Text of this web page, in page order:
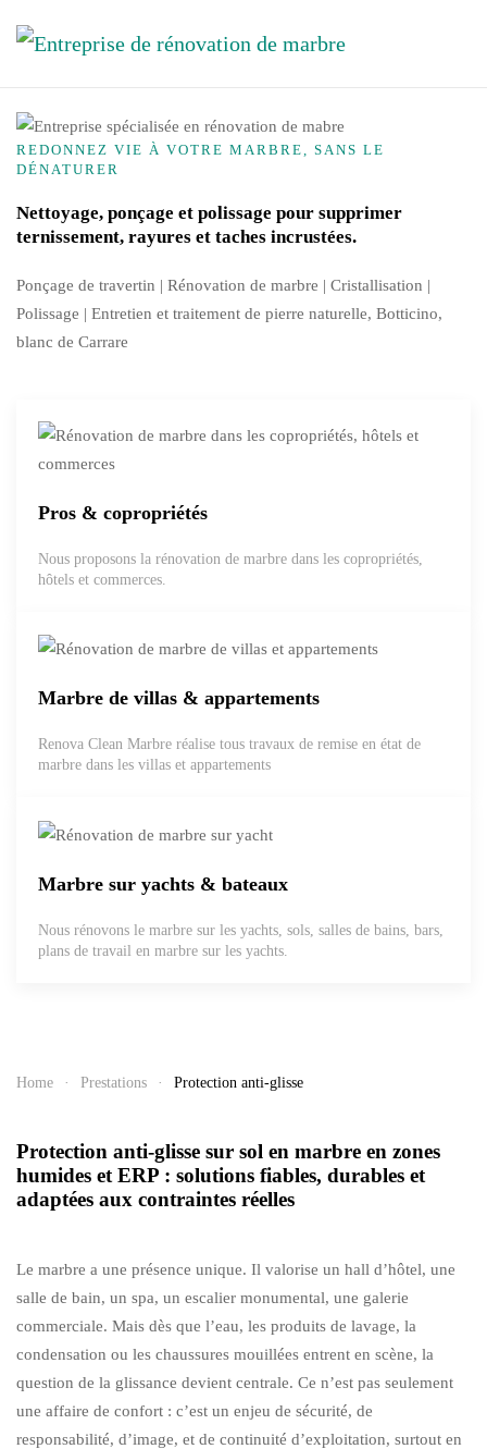
Skip to main content
REDONNEZ VIE À VOTRE MARBRE, SANS LE
DÉNATURER
Nettoyage, ponçage et polissage pour supprimer
ternissement, rayures et taches incrustées.
Ponçage de travertin | Rénovation de marbre | Cristallisation |
Polissage | Entretien et traitement de pierre naturelle, Botticino,
blanc de Carrare
Pros & copropriétés
Nous proposons la rénovation de marbre dans les copropriétés,
hôtels et commerces.
Marbre de villas & appartements
Renova Clean Marbre réalise tous travaux de remise en état de
marbre dans les villas et appartements
Marbre sur yachts & bateaux
Nous rénovons le marbre sur les yachts, sols, salles de bains, bars,
plans de travail en marbre sur les yachts.
Home Prestations Protection anti-glisse
Protection anti-glisse sur sol en marbre en zones
humides et ERP : solutions fiables, durables et
adaptées aux contraintes réelles
Le marbre a une présence unique. Il valorise un hall d’hôtel, une
salle de bain, un spa, un escalier monumental, une galerie
commerciale. Mais dès que l’eau, les produits de lavage, la
condensation ou les chaussures mouillées entrent en scène, la
question de la glissance devient centrale. Ce n’est pas seulement
une affaire de confort : c’est un enjeu de sécurité, de
responsabilité, d’image, et de continuité d’exploitation, surtout en